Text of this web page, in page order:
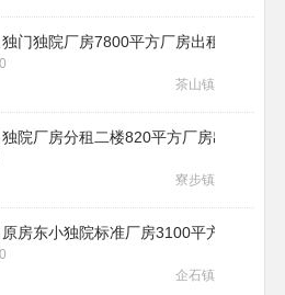
门独院厂房7800平方厂房出租带喷淋
茶山镇
院厂房分租二楼820平方厂房出租
寮步镇
房东小独院标准厂房3100平方厂房出租
企石镇